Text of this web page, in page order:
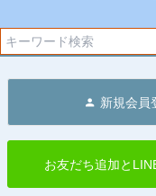
新規会員
お友だち追加と